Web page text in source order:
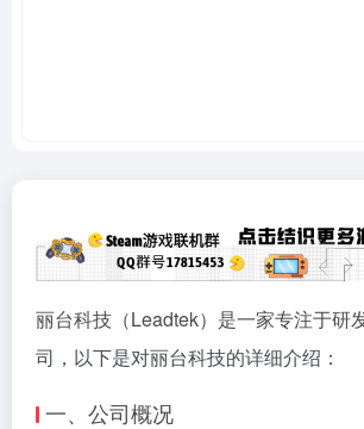
丽台科技（Leadtek）是一家专注于研
司，以下是对丽台科技的详细介绍：
一、公司概况